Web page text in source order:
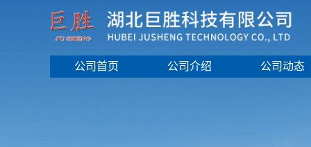
公司首页 公司介绍 公司动态